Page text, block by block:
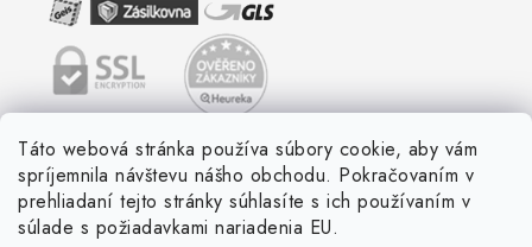
Táto webová stránka používa súbory cookie, aby vám
spríjemnila návštevu nášho obchodu. Pokračovaním v
prehliadaní tejto stránky súhlasíte s ich používaním v
súlade s požiadavkami nariadenia EU.